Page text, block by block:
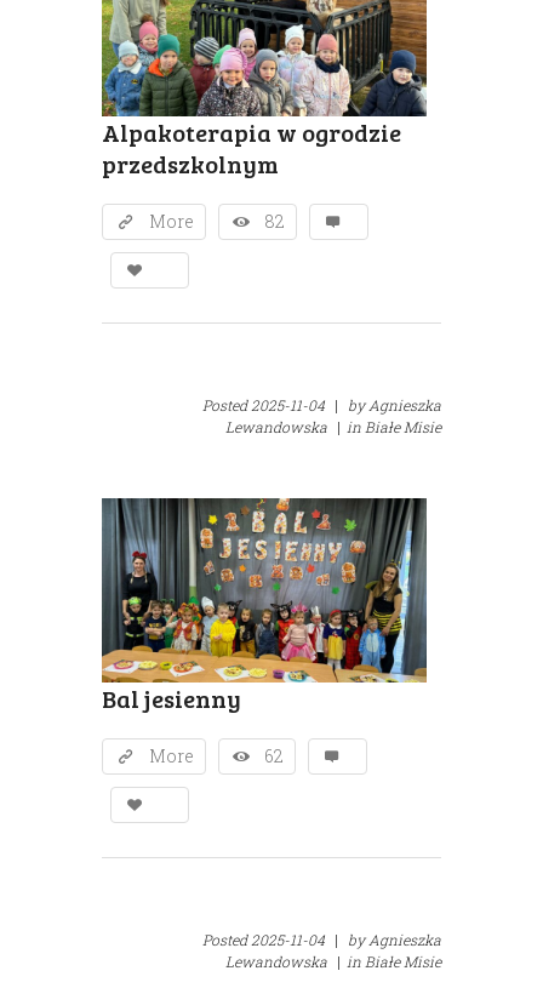
Alpakoterapia w ogrodzie
przedszkolnym
More 82
Posted2025-11-04 | byAgnieszka
Lewandowska | inBiałe Misie
Bal jesienny
More 62
Posted2025-11-04 | byAgnieszka
Lewandowska | in Białe Misie